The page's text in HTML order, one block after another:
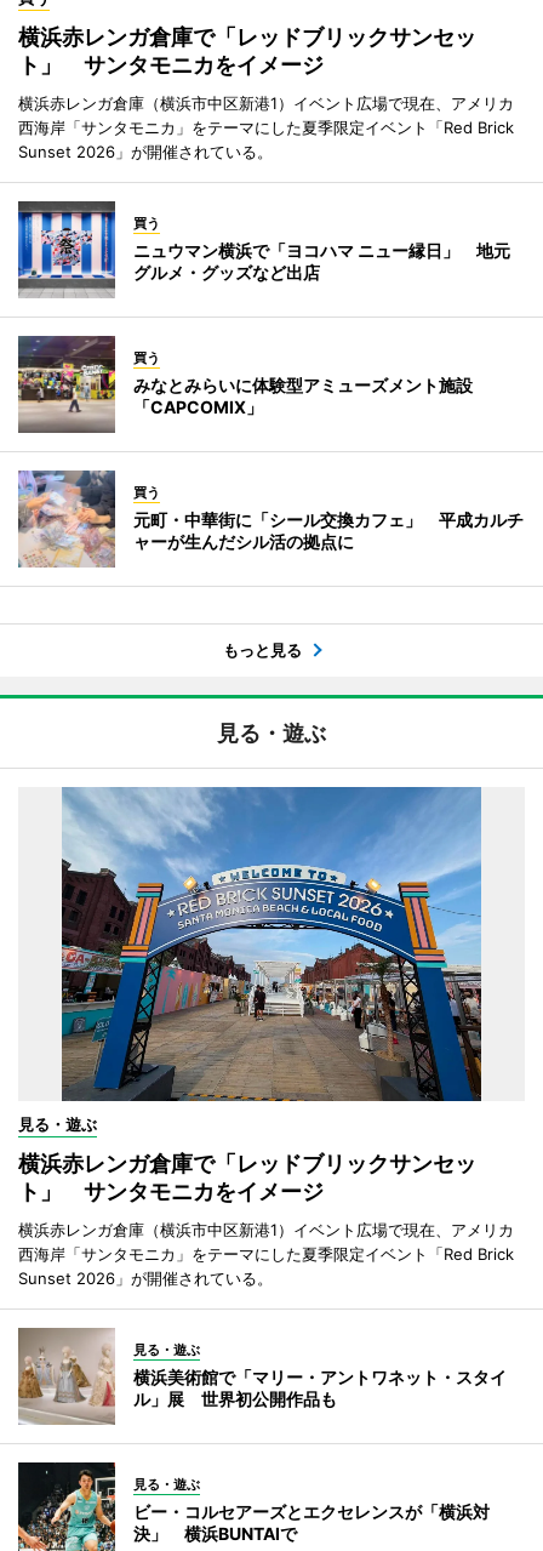
横浜赤レンガ倉庫で「レッドブリックサンセッ
ト」 サンタモニカをイメージ
横浜赤レンガ倉庫（横浜市中区新港1）イベント広場で現在、アメリカ
西海岸「サンタモニカ」をテーマにした夏季限定イベント「Red Brick
Sunset 2026」が開催されている。
買う
ニュウマン横浜で「ヨコハマ ニュー縁日」 地元
グルメ・グッズなど出店
買う
みなとみらいに体験型アミューズメント施設
「CAPCOMIX」
買う
元町・中華街に「シール交換カフェ」 平成カルチ
ャーが生んだシル活の拠点に
もっと見る
見る・遊ぶ
見る・遊ぶ
横浜赤レンガ倉庫で「レッドブリックサンセッ
ト」 サンタモニカをイメージ
横浜赤レンガ倉庫（横浜市中区新港1）イベント広場で現在、アメリカ
西海岸「サンタモニカ」をテーマにした夏季限定イベント「Red Brick
Sunset 2026」が開催されている。
見る・遊ぶ
横浜美術館で「マリー・アントワネット・スタイ
ル」展 世界初公開作品も
見る・遊ぶ
ビー・コルセアーズとエクセレンスが「横浜対
決」 横浜BUNTAIで